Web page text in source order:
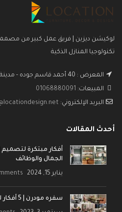
لوكيشن ديزين | فريق عمل كبير من
تكنولوجيا المنازل الذكية
المعرض : 40 أحمد قاسم جوده - مدينة نصر
المبيعات: 01068880091
البريد الإلكتروني:
أحدث المقالات
الجمال والوظائف
يناير 15, 2024
سفره مودرن | 5 أفكار لتصميم سفرة و بوفيه ونيش